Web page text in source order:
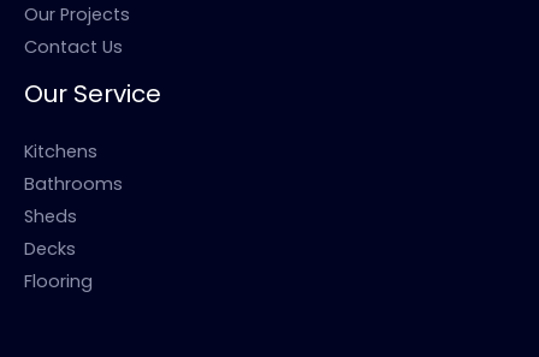
Our Projects
Contact Us
Our Service
Kitchens
Bathrooms
Sheds
Decks
Flooring